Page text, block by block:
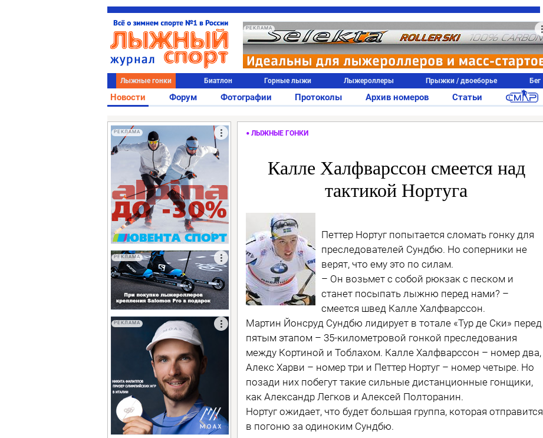
РЕКЛАМА
Лыжные гонки Биатлон Горные лыжи Лыжероллеры Прыжки / двоеборье Бег
Новости Форум Фотографии Протоколы Архив номеров Статьи
РЕКЛАМА
РЕКЛАМА
РЕКЛАМА
ЛЫЖНЫЕ ГОНКИ
Калле Халфварссон смеется над
тактикой Нортуга
Петтер Нортуг попытается сломать гонку для
преследователей Сундбю. Но соперники не
верят, что ему это по силам.
– Он возьмет с собой рюкзак с песком и
станет посыпать лыжню перед нами? –
смеется швед Калле Халфварссон.
Мартин Йонсруд Сундбю лидирует в тотале «Тур де Ски» перед
пятым этапом – 35-километровой гонкой преследования
между Кортиной и Тоблахом. Калле Халфварссон – номер два,
Алекс Харви – номер три и Петтер Нортуг – номер четыре. Но
позади них побегут такие сильные дистанционные гонщики,
как Александр Легков и Алексей Полторанин.
Нортуг ожидает, что будет большая группа, которая отправится
в погоню за одиноким Сундбю.